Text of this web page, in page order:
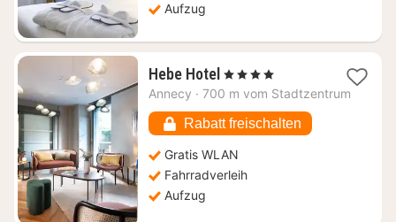
Aufzug
Hebe Hotel 1
Nacht
260,82
€
, 4 Sterne
Annecy · 700 m vom Stadtzentrum
Rabatt freischalten
Gratis WLAN
Fahrradverleih
Aufzug